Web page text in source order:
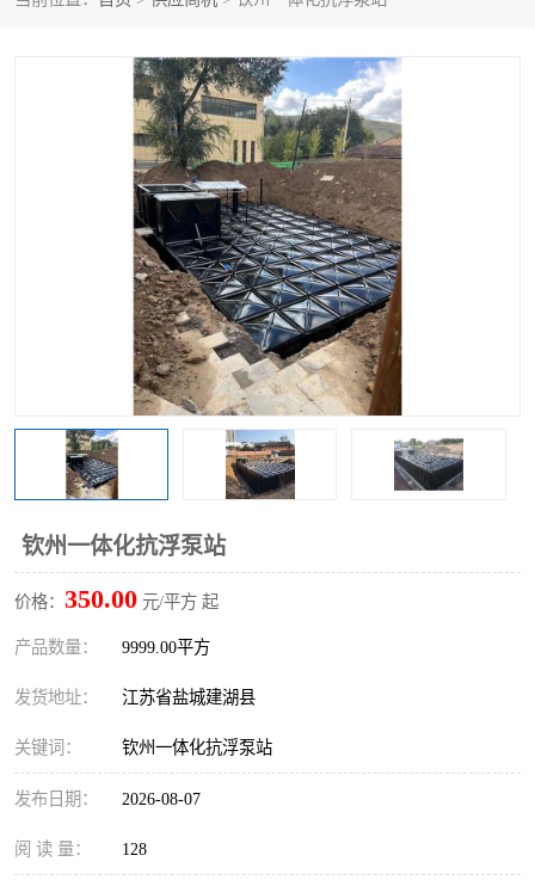
钦州一体化抗浮泵站
价格： 350.00 元/平方 起
产品数量： 9999.00平方
发货地址： 江苏省盐城建湖县
关键词： 钦州一体化抗浮泵站
发布日期： 2026-08-07
阅 读 量： 128